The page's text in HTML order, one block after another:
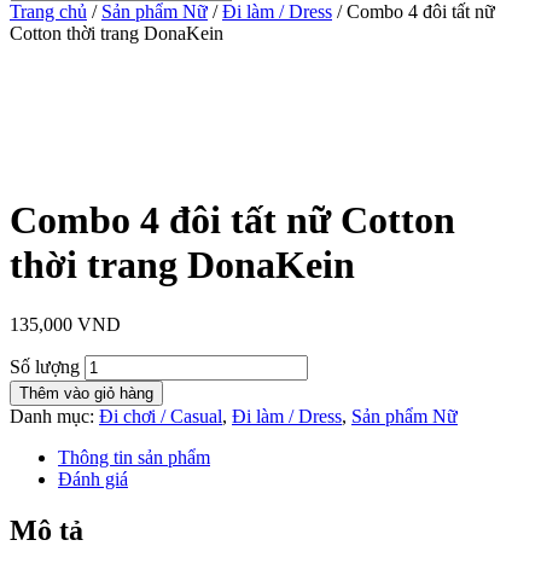
Trang chủ / Sản phẩm Nữ /Đi làm / Dress / Combo 4 đôi tất nữ
Cotton thời trang DonaKein
Combo 4 đôi tất nữ Cotton
thời trang DonaKein
135,000 VND
Số lượng
Thêm vào giỏ hàng
Danh mục: Đi chơi / Casual, Đi làm / Dress, Sản phẩm Nữ
Thông tin sản phẩm
Đánh giá
Mô tả